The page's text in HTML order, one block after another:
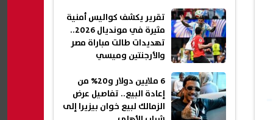
تقرير يكشف كواليس أمنية
مثيرة في مونديال 2026..
تهديدات طالت مباراة مصر
والأرجنتين وميسي
6 ملايين دولار و20% من
إعادة البيع.. تفاصيل عرض
الزمالك لبيع خوان بيزيرا إلى